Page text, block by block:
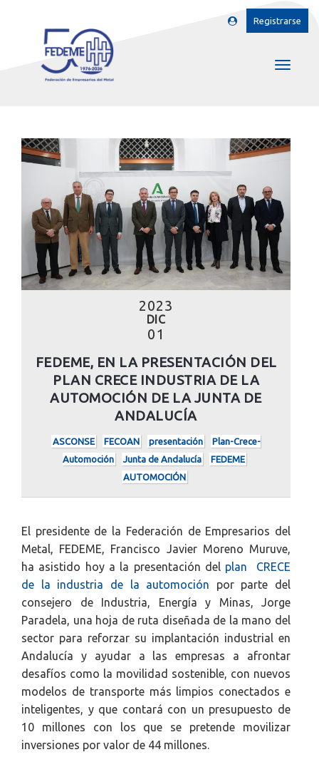
Registrarse
2023
DIC
01
FEDEME, EN LA PRESENTACIÓN DEL
PLAN CRECE INDUSTRIA DE LA
AUTOMOCIÓN DE LA JUNTA DE
ANDALUCÍA
ASCONSE FECOAN presentación
Plan-Crece-
Automoción
Junta de Andalucía
FEDEME
AUTOMOCIÓN
El presidente de la Federación de Empresarios del
Metal, FEDEME, Francisco Javier Moreno Muruve,
ha asistido hoy a la presentación del plan CRECE
de la industria de la automoción por parte del
consejero de Industria, Energía y Minas, Jorge
Paradela, una hoja de ruta diseñada de la mano del
sector para reforzar su implantación industrial en
Andalucía y ayudar a las empresas a afrontar
desafíos como la movilidad sostenible, con nuevos
modelos de transporte más limpios conectados e
inteligentes, y que contará con un presupuesto de
10 millones con los que se pretende movilizar
inversiones por valor de 44 millones.